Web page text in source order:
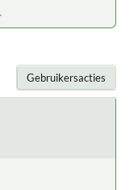
Gebruikersacties